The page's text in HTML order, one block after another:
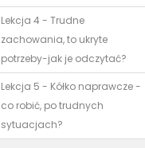
Lekcja 4 - Trudne
zachowania, to ukryte
potrzeby-jak je odczytać?
Lekcja 5 - Kółko naprawcze -
co robić, po trudnych
sytuacjach?